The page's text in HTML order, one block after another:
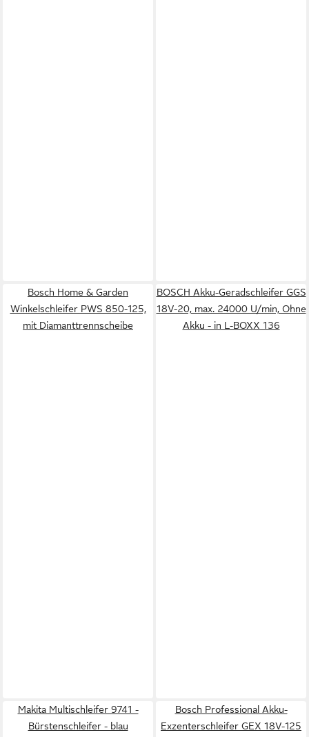
Bosch Home & Garden
Winkelschleifer PWS 850-125,
mit Diamanttrennscheibe
BOSCH Akku-Geradschleifer GGS
18V-20, max. 24000 U/min, Ohne
Akku - in L-BOXX 136
Makita Multischleifer 9741 -
Bürstenschleifer - blau
Bosch Professional Akku-
Exzenterschleifer GEX 18V-125